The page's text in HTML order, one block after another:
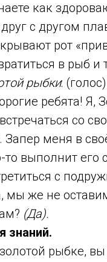
как
с другом
рот
в рыб и
рыбки: (голос)
ребята!
со
меня в
то выполнит
с
мы же не
(Да).
знаний.
рыбке,